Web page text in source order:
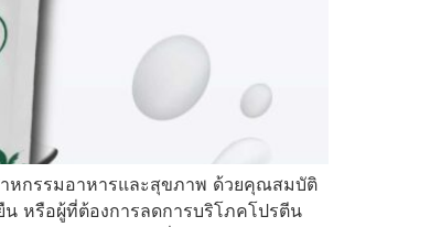
หกรรมอาหารและสุขภาพ ด้วยคุณสมบัติ
หรือผู้ที่ต้องการลดการบริโภคโปรตีน